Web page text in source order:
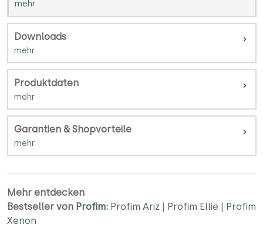
Downloads
Produktdaten
Garantien & Shopvorteile
Mehr entdecken
Bestseller von Profim: Profim Ariz | Profim Ellie | Profim
Xenon